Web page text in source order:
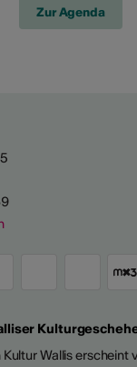
Zur Agenda
Wallis erscheint